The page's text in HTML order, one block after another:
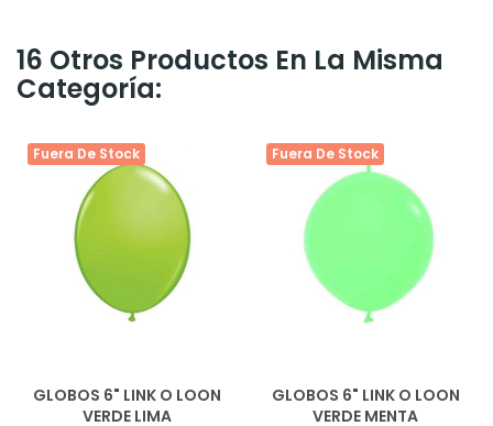
16 Otros Productos En La Misma
Categoría:
Fuera De Stock
GLOBOS 6" LINK O LOON
VERDE LIMA
Fuera De Stock
GLOBOS 6" LINK O LOON
VERDE MENTA